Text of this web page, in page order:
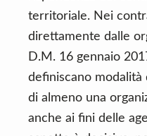
territoriale. Nei
direttamente dalle
D.M. 16 gennaio
definiscano modalità
di almeno una
anche ai fini delle